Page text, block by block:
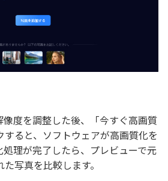
度を調整した後、「今すぐ高画質
ると、ソフトウェアが高画質化を
理が完了したら、プレビューで元
写真を比較します。